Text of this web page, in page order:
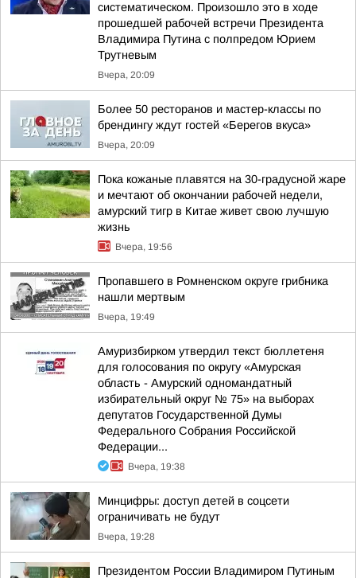
систематическом. Произошло это в ходе
прошедшей рабочей встречи Президента
Владимира Путина с полпредом Юрием
Трутневым
Вчера, 20:09
Более 50 ресторанов и мастер-классы по
брендингу ждут гостей «Берегов вкуса»
Вчера, 20:09
Пока кожаные плавятся на 30-градусной жаре
и мечтают об окончании рабочей недели,
амурский тигр в Китае живет свою лучшую
жизнь
Вчера, 19:56
Пропавшего в Ромненском округе грибника
нашли мертвым
Вчера, 19:49
Амуризбирком утвердил текст бюллетеня
для голосования по округу «Амурская
область - Амурский одномандатный
избирательный округ № 75» на выборах
депутатов Государственной Думы
Федерального Собрания Российской
Федерации...
Вчера, 19:38
Минцифры: доступ детей в соцсети
ограничивать не будут
Вчера, 19:28
Президентом России Владимиром Путиным